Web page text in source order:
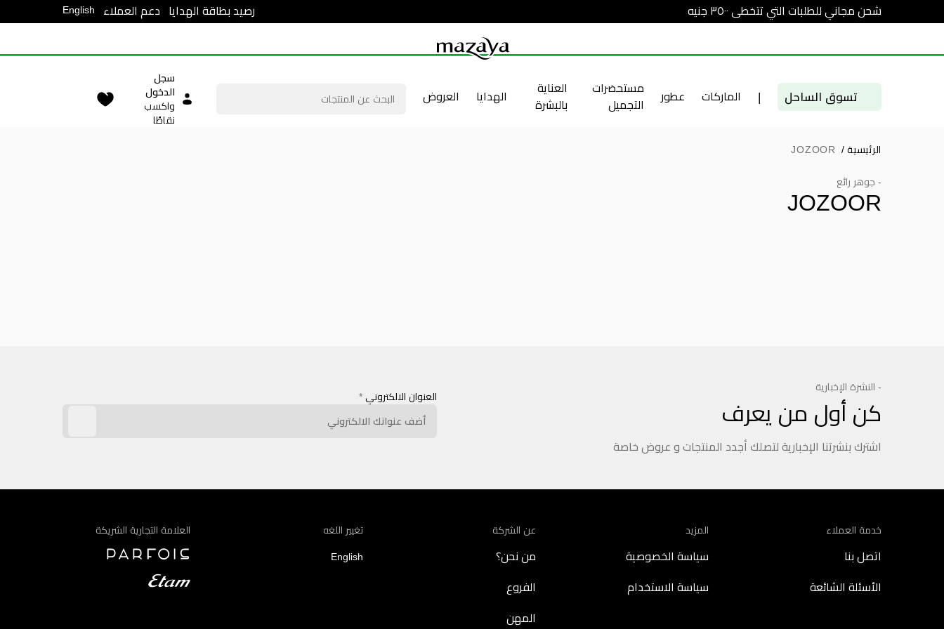
شحن مجاني للطلبات التي تتخطى ٣٥٠٠ جنيه رصيد بطاقة الهدايا دعم العملاء English
تسوق الساحل | الماركات عطور
مستحضرات
التجميل
العناية
بالبشرة
الهدايا العروض
سجل
الدخول
واكسب
نقاطًا
الرئيسية /
JOZOOR
- جوهر رائع
JOZOOR
- النشرة الإخبارية
كن أول من يعرف
اشترك بنشرتنا الإخبارية لتصلك أجدد المنتجات و عروض خاصة
العنوان الالكتروني *
خدمة العملاء
اتصل بنا
الأسئلة الشائعة
المزيد
سياسة الخصوصية
سياسة الاستخدام
عن الشركة
من نحن؟
الفروع
المهن
تغيير اللغه
English
العلامة التجارية الشريكة